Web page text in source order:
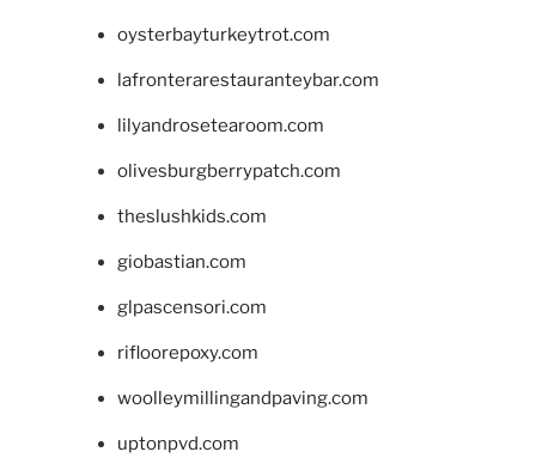
oysterbayturkeytrot.com
lafronterarestauranteybar.com
lilyandrosetearoom.com
olivesburgberrypatch.com
theslushkids.com
giobastian.com
glpascensori.com
rifloorepoxy.com
woolleymillingandpaving.com
uptonpvd.com